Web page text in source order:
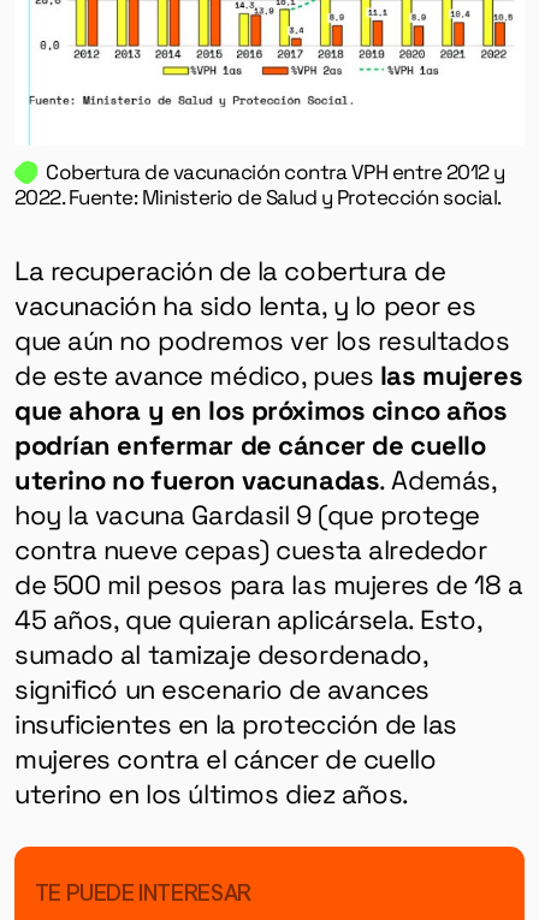
Cobertura de vacunación contra VPH entre 2012 y
2022. Fuente: Ministerio de Salud y Protección social.
La recuperación de la cobertura de
vacunación ha sido lenta, y lo peor es
que aún no podremos ver los resultados
de este avance médico, pues las mujeres
que ahora y en los próximos cinco años
podrían enfermar de cáncer de cuello
uterino no fueron vacunadas. Además,
hoy la vacuna Gardasil 9 (que protege
contra nueve cepas) cuesta alrededor
de 500 mil pesos para las mujeres de 18 a
45 años, que quieran aplicársela. Esto,
sumado al tamizaje desordenado,
significó un escenario de avances
insuficientes en la protección de las
mujeres contra el cáncer de cuello
uterino en los últimos diez años.
TE PUEDE INTERESAR